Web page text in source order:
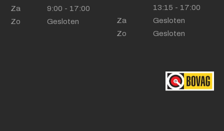
Za
9:00 - 17:00
Zo
Gesloten
13:15 - 17:00
Za
Gesloten
Zo
Gesloten